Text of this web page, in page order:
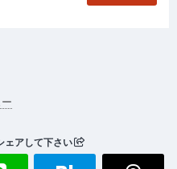
ェアして下さい